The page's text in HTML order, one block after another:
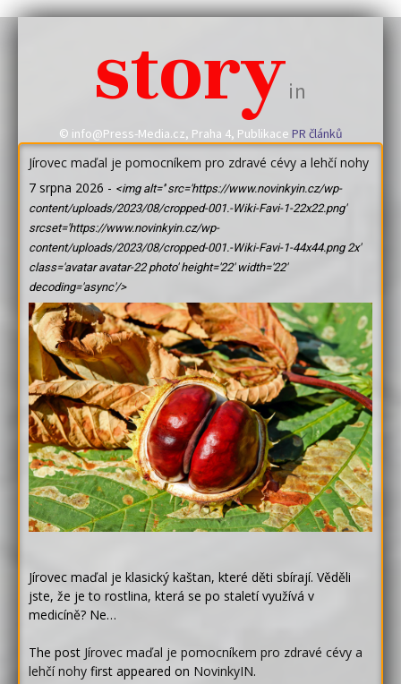
storyin
© info@Press-Media.cz, Praha 4, Publikace PR článků
Jírovec maďal je pomocníkem pro zdravé cévy a lehčí nohy
7 srpna 2026 - <img alt='' src='https://www.novinkyin.cz/wp-
content/uploads/2023/08/cropped-001.-Wiki-Favi-1-22x22.png'
srcset='https://www.novinkyin.cz/wp-
content/uploads/2023/08/cropped-001.-Wiki-Favi-1-44x44.png 2x'
class='avatar avatar-22 photo' height='22' width='22'
decoding='async'/>
Jírovec maďal je klasický kaštan, které děti sbírají. Věděli
jste, že je to rostlina, která se po staletí využívá v
medicíně? Ne…
The post Jírovec maďal je pomocníkem pro zdravé cévy a
lehčí nohy first appeared on NovinkyIN.